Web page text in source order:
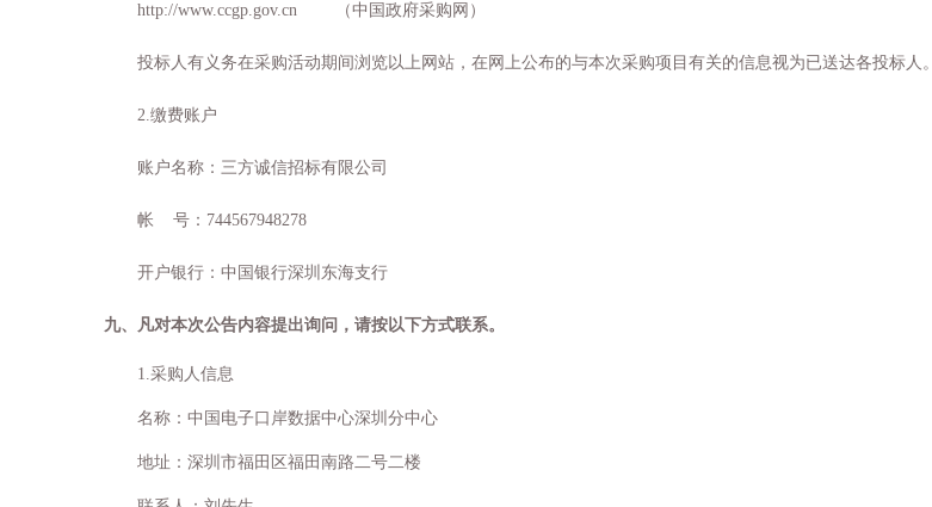
http://www.ccgp.gov.cn （中国政府采购网）
投标人有义务在采购活动期间浏览以上网站，在网上公布的与本次采购项目有关的信息视为已送达各投标人。
2.缴费账户
账户名称：三方诚信招标有限公司
帐 号： 744567948278
开户银行：中国银行深圳东海支行
九、凡对本次公告内容提出询问，请按以下方式联系。
1.采购人信息
名称：中国电子口岸数据中心深圳分中心
地址：深圳市福田区福田南路二号二楼